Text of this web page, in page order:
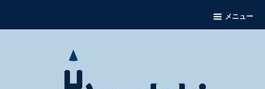
メニュー